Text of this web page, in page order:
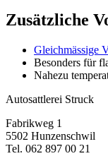
Zusätzliche
Gleichmässige
Besonders für
Nahezu
Autosattlerei Struck
Fabrikweg 1
5502 Hunzenschwil
Tel. 062 897 00 21